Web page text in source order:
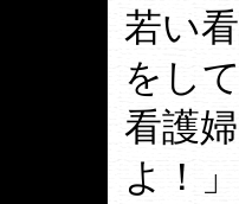
若い
をし
看護
よ！」